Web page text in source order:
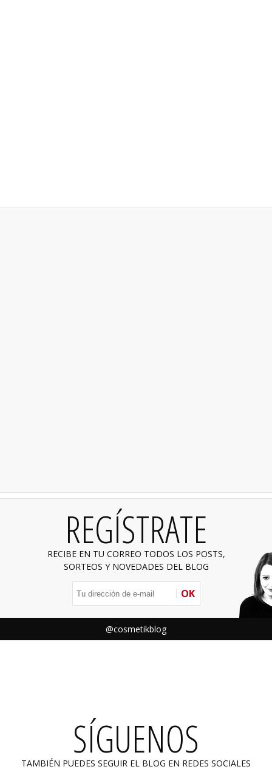
REGÍSTRATE
RECIBE EN TU CORREO TODOS LOS POSTS,
SORTEOS Y NOVEDADES DEL BLOG
OK
@cosmetikblog
SÍGUENOS
TAMBIÉN PUEDES SEGUIR EL BLOG EN REDES SOCIALES